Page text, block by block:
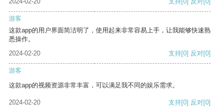
游客
这款app的用户界面简洁明了，使用起来非常容易上手，让我能够快速熟
悉操作。
2024-02-20
支持[0] 反对[0]
游客
这款app的视频资源非常丰富，可以满足我不同的娱乐需求。
2024-02-20 支持[0] 反对[0]